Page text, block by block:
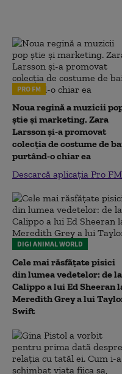
PRO FM
Noua regină a muzicii
știe și marketing. Zara
Larsson și-a promovat
colecția de costume de
purtând-o chiar ea
Descarcă aplicația Pro FM
DIGI ANIMAL WORLD
Cele mai răsfățate pisici
din lumea vedetelor: de la
Calippo a lui Ed Sheeran
Meredith Grey a lui
Swift